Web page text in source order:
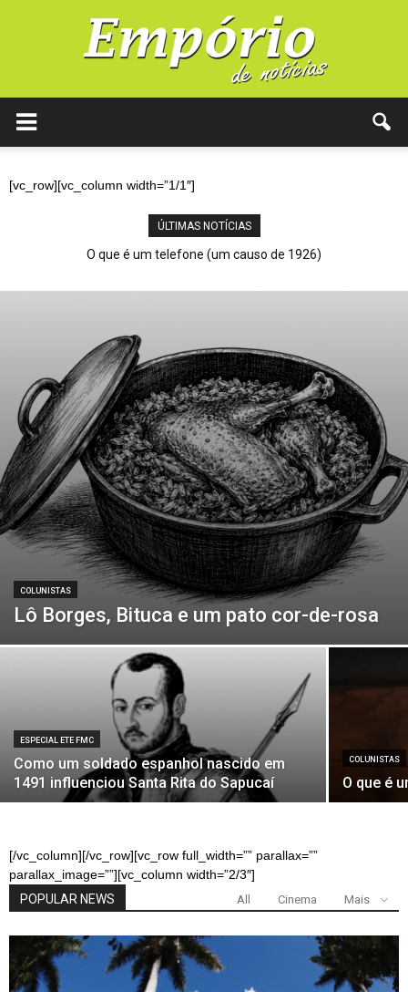
[vc_row][vc_column width=”1/1″]
ÚLTIMAS NOTÍCIAS
O legado de Múcio Guimarães do Couto
COLUNISTAS
Lô Borges, Bituca e um pato cor-de-rosa
ESPECIAL ETE FMC
Como um soldado espanhol nascido em
1491 influenciou Santa Rita do Sapucaí
COLUNISTAS
O que é
[/vc_column][/vc_row][vc_row full_width=”” parallax=””
parallax_image=””][vc_column width=”2/3″]
POPULAR NEWS
All Cinema Mais